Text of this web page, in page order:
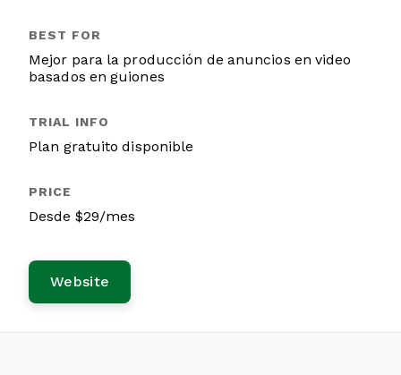
Mejor para la producción de anuncios en video
basados en guiones
Plan gratuito disponible
Desde $29/mes
Website